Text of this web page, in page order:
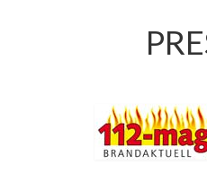
Rüstwagen RW 1
Gerätewagen